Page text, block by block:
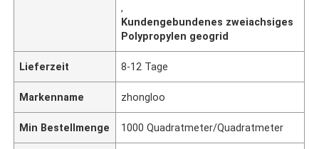
,
Kundengebundenes zweiachsiges
Polypropylen geogrid
Lieferzeit 8-12 Tage
Markenname zhongloo
Min Bestellmenge 1000 Quadratmeter/Quadratmeter